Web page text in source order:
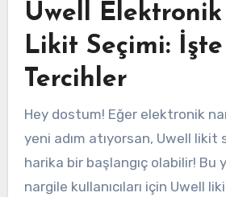
Uwell
Likit Seçimi:
Tercihler
Hey dostum! Eğer elektronik
yeni adım atıyorsan, Uwell likit
harika bir başlangıç olabilir! Bu
nargile kullanıcıları için Uwell